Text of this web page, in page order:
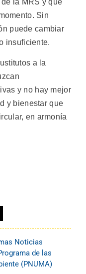
Sin
puede cambiar
insuficiente.
a la
y no hay mejor
y bienestar que
en armonía
Noticias
de las
(PNUMA)